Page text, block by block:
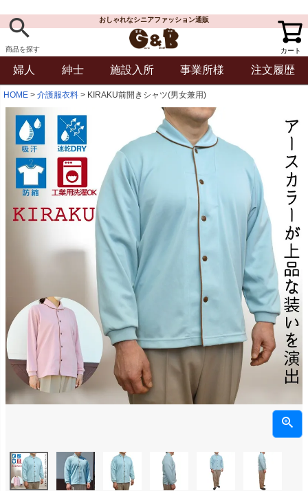
商品を探す
おしゃれなシニアファッション通販
カート
婦人 紳士 施設入所 事業所様 注文履歴
HOME 介護服衣料 KIRAKU前開きシャツ(男女兼用)